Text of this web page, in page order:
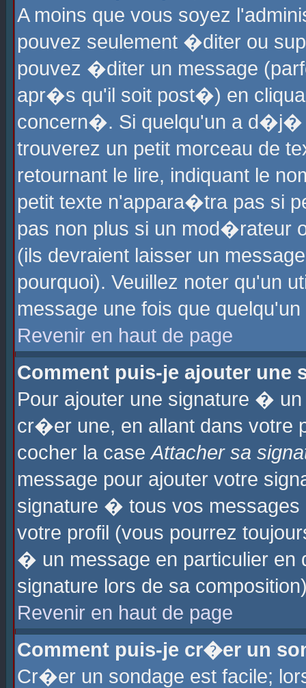
A moins que vous soyez
pouvez seulement �diter ou
pouvez �diter un message
apr�s qu'il soit post�) en
concern�. Si quelqu'un a
trouverez un petit morceau de
retournant le lire, indiquant le
petit texte n'appara�tra pas si
pas non plus si un mod�rateur
(ils devraient laisser un
pourquoi). Veuillez noter qu'un
message une fois que
Revenir en haut de page
Comment puis-je ajouter une
Pour ajouter une signature �
cr�er une, en allant dans
cocher la caseAttacher sa
message pour ajouter votre
signature � tous vos
votre profil (vous pourrez
� un message en particulier
signature lors de sa
Revenir en haut de page
Comment puis-je cr�er un
Cr�er un sondage est facile;